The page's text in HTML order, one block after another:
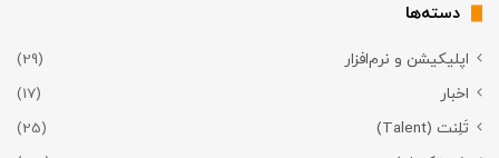
دسته‌ها
اپلیکیشن و نرم‌افزار
(29)
اخبار
(17)
تَلِنت (Talent)
(25)